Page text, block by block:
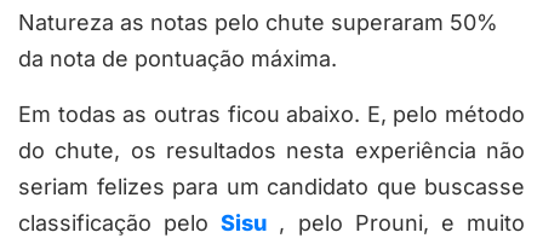
Natureza as notas pelo chute superaram 50%
da nota de pontuação máxima.
Em todas as outras ficou abaixo. E, pelo método
do chute, os resultados nesta experiência não
seriam felizes para um candidato que buscasse
classificação peloSisu , pelo Prouni, e muito